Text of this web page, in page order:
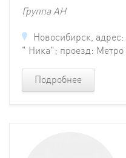
Группа АН
Новосибирск,
" Ника"; проезд:
Подробнее